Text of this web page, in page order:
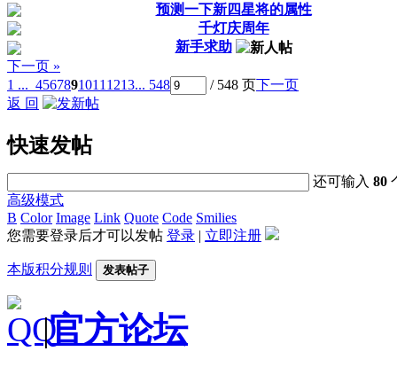
预测一下新四星将的属性
千灯庆周年
新手求助
下一页 »
1 ... 4567891011 1213... 548 / 548 页下一页
返 回
快速发帖
还可输入80
高级模式
B Color Image Link Quote Code Smilies
您需要登录后才可以发帖 登录 | 立即注册
本版积分规则 发表帖子
|官方论坛